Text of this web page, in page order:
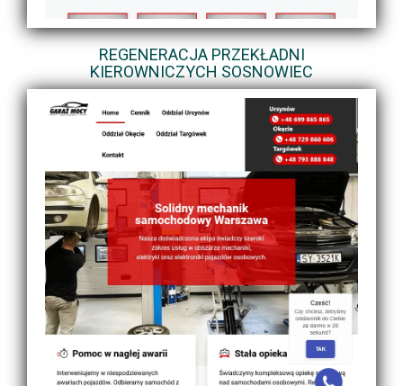
REGENERACJA PRZEKŁADNI
KIEROWNICZYCH SOSNOWIEC